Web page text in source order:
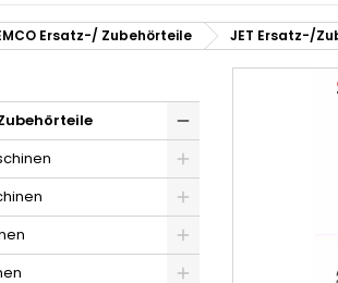
Ersatz-/ Zubehörteile JET Ersatz-/